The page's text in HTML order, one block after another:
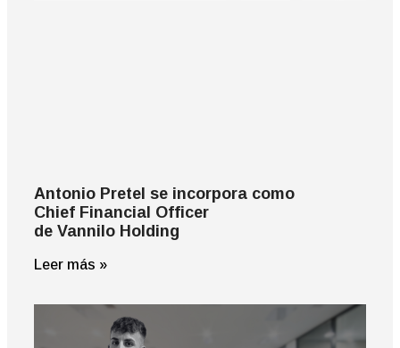
Antonio Pretel se incorpora como
Chief Financial Officer
de Vannilo Holding
Leer más »